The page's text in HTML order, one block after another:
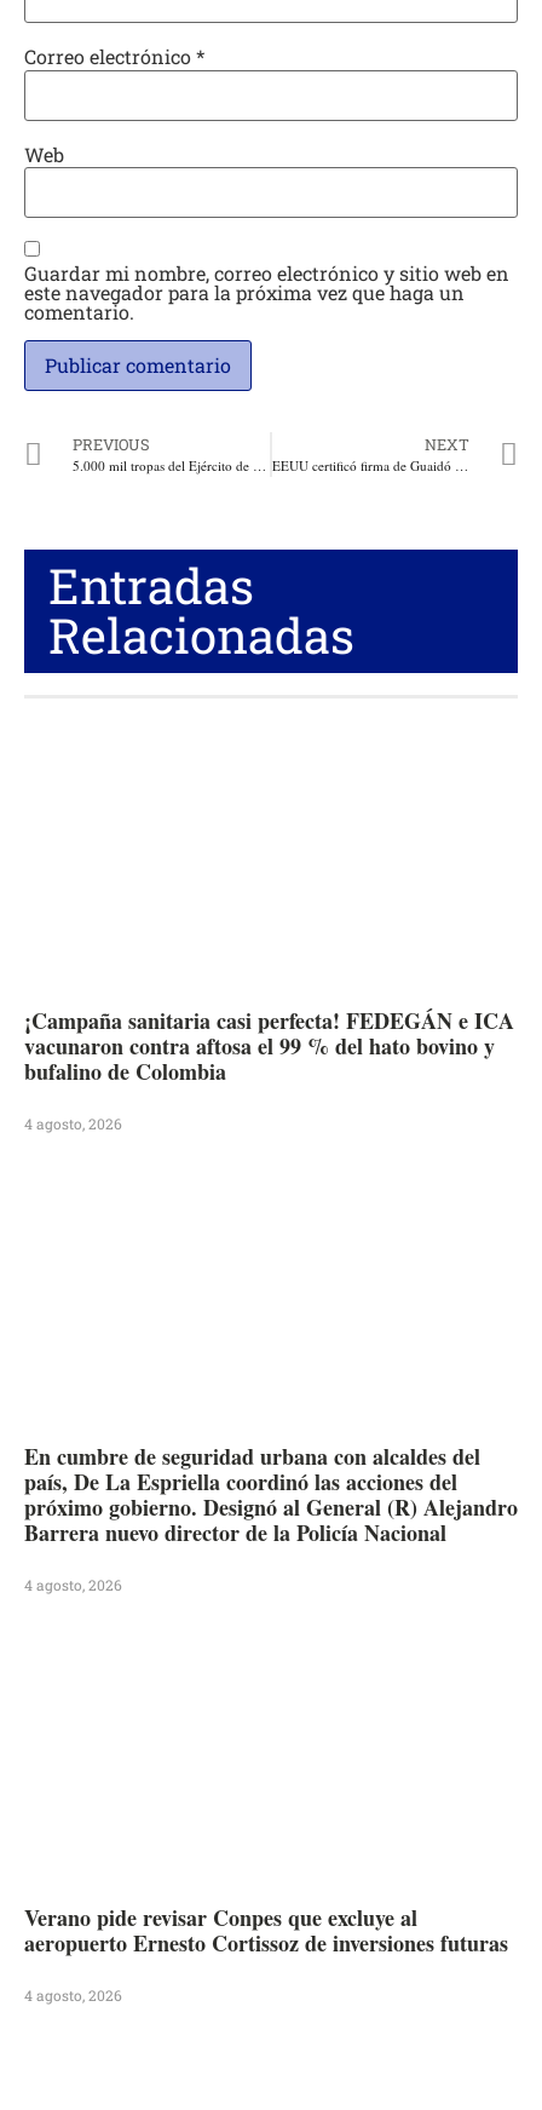
Correo electrónico*
Web
Guardar mi nombre, correo electrónico y sitio web en
este navegador para la próxima vez que haga un
comentario.
PREVIOUS
5.000 mil tropas del Ejército de USA en la libreta de John Bolton. Y visita a Colombia de Mark Stammer, comandante del Comando Sur del Ejército de EEUU, altera a defensores del terrorismo y de la dictadura de Maduro
NEXT
EEUU certificó firma de Guaidó en el Banco de la Reserva Federal de Nueva York. Gobiernos deben imitar la medida para proteger el patrimonio de Venezuela
Entradas
Relacionadas
¡Campaña sanitaria casi perfecta! FEDEGÁN e ICA
vacunaron contra aftosa el 99 % del hato bovino y
bufalino de Colombia
4 agosto, 2026
En cumbre de seguridad urbana con alcaldes del
país, De La Espriella coordinó las acciones del
próximo gobierno. Designó al General (R) Alejandro
Barrera nuevo director de la Policía Nacional
4 agosto, 2026
Verano pide revisar Conpes que excluye al
aeropuerto Ernesto Cortissoz de inversiones futuras
4 agosto, 2026